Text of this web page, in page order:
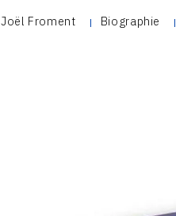
Joël Froment Biographie